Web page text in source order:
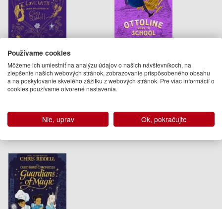
Poems to Fall in Love With
Chris Riddell
15.95 €
Chris Riddell
10.95 €
Používame cookies
Môžeme ich umiestniť na analýzu údajov o našich návštevníkoch, na
zlepšenie našich webových stránok, zobrazovanie prispôsobeného obsahu
a na poskytovanie skvelého zážitku z webových stránok. Pre viac informácií o
cookies používame otvorené nastavenia.
Nie, uprav Ok, pokračujte